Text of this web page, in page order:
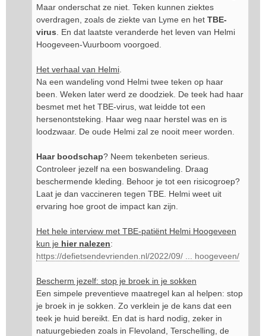
Maar onderschat ze niet. Teken kunnen ziektes
overdragen, zoals de ziekte van Lyme en het TBE-
virus . En dat laatste veranderde het leven van Helmi
Hoogeveen-Vuurboom voorgoed.
Het verhaal van Helmi
Na een wandeling vond Helmi twee teken op haar
been. Weken later werd ze doodziek. De teek had haar
besmet met het TBE-virus, wat leidde tot een
hersenontsteking. Haar weg naar herstel was en is
loodzwaar. De oude Helmi zal ze nooit meer worden.
Haar boodschap? Neem tekenbeten serieus.
Controleer jezelf na een boswandeling. Draag
beschermende kleding. Behoor je tot een risicogroep?
Laat je dan vaccineren tegen TBE. Helmi weet uit
ervaring hoe groot de impact kan zijn.
Het hele interview met TBE-patiënt Helmi Hoogeveen
kun je hier nalezen:
https://defietsendevrienden.nl/2022/09/ ... hoogeveen/
Bescherm jezelf: stop je broek in je sokken
Een simpele preventieve maatregel kan al helpen: stop
je broek in je sokken. Zo verklein je de kans dat een
teek je huid bereikt. En dat is hard nodig, zeker in
natuurgebieden zoals in Flevoland, Terschelling, de